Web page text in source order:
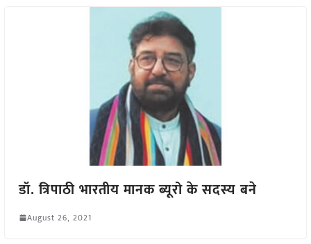
डॉ. त्रिपाठी भारतीय मानक ब्यूरो के सदस्य बने
August 26, 2021